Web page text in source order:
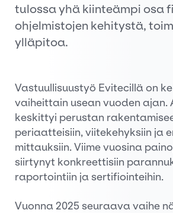
tulossa yhä kiinteämpi osa
ohjelmistojen kehitystä,
ylläpitoa.
Vastuullisuustyö Evitecillä on
vaiheittain usean vuoden ajan.
keskittyi perustan
periaatteisiin, viitekehyksiin ja
mittauksiin. Viime vuosina
siirtynyt konkreettisiin
raportointiin ja sertifiointeihin.
Vuonna 2025 seuraava vaihe